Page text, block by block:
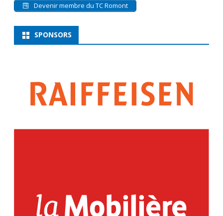
Devenir membre du TC Romont
SPONSORS